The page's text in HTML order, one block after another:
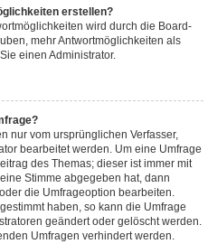
erstellen?
wird durch die Board-
mehr Antwortmöglichkeiten als
einen Administrator.
nur vom ursprünglichen Verfasser,
bearbeitet werden. Um eine Umfrage
des Themas; dieser ist immer mit
Stimme abgegeben hat, dann
die Umfrageoption bearbeiten.
haben, so kann die Umfrage
geändert oder gelöscht werden.
Umfragen verhindert werden.